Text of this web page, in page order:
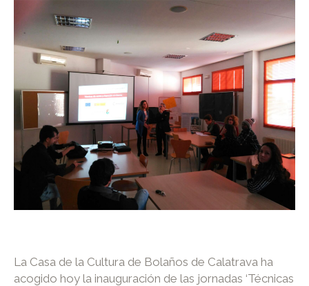
La Casa de la Cultura de Bolaños de Calatrava ha
acogido hoy la inauguración de las jornadas ‘Técnicas